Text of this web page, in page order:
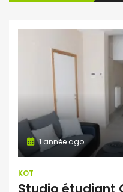
1 année ago
KOT